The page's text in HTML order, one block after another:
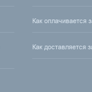
Как оплачивается
Как доставляется